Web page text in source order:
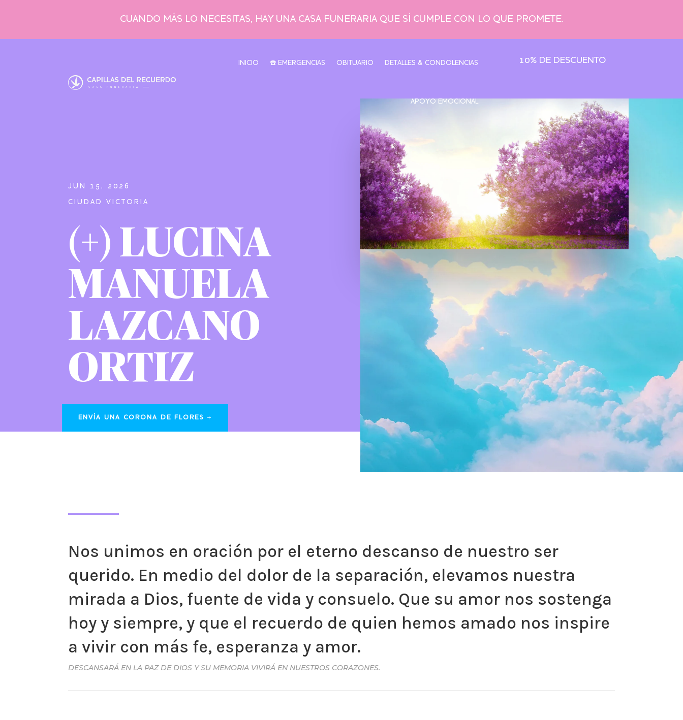
CUANDO MÁS LO NECESITAS, HAY UNA CASA FUNERARIA QUE SÍ CUMPLE CON LO QUE PROMETE.
INICIO ☎️ EMERGENCIAS OBITUARIO DETALLES & CONDOLENCIAS
APOYO EMOCIONAL
10% DE DESCUENTO
JUN 15, 2026
CIUDAD VICTORIA
(+) LUCINA
MANUELA
LAZCANO
ORTIZ
ENVÍA UNA CORONA DE FLORES
Nos unimos en oración por el eterno descanso de nuestro ser
querido. En medio del dolor de la separación, elevamos nuestra
mirada a Dios, fuente de vida y consuelo. Que su amor nos sostenga
hoy y siempre, y que el recuerdo de quien hemos amado nos inspire
a vivir con más fe, esperanza y amor.
DESCANSARÁ EN LA PAZ DE DIOS Y SU MEMORIA VIVIRÁ EN NUESTROS CORAZONES.